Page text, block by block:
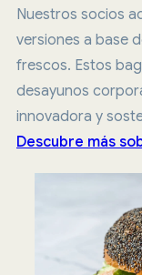
Nuestros socios
versiones a base
frescos. Estos
desayunos
innovadora y
Descubre más